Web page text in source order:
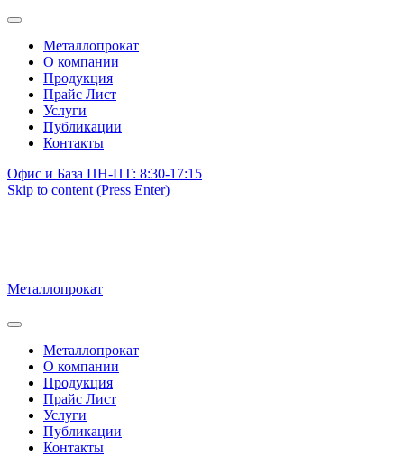
Металлопрокат
О компании
Продукция
Прайс Лист
Услуги
Публикации
Контакты
Офис и База ПН-ПТ: 8:30-17:15
Skip to content (Press Enter)
Металлопрокат
Металлопрокат
О компании
Продукция
Прайс Лист
Услуги
Публикации
Контакты